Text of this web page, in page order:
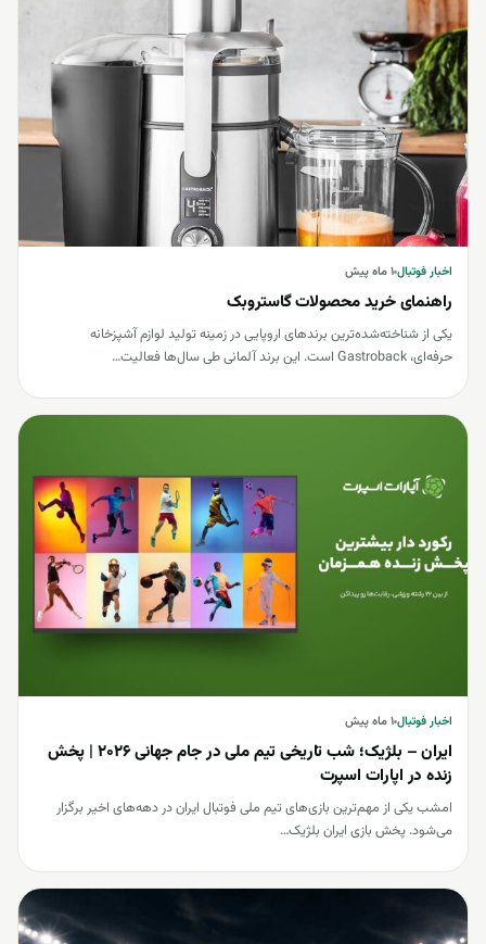
اخبار فوتبال۱ ماه پیش
راهنمای خرید محصولات گاستروبک
یکی از شناخته‌شده‌ترین برندهای اروپایی در زمینه تولید لوازم آشپزخانه
حرفه‌ای، Gastroback است. این برند آلمانی طی سال‌ها فعالیت…
اخبار فوتبال۱ ماه پیش
ایران – بلژیک؛ شب تاریخی تیم ملی در جام جهانی 2026 | پخش
زنده در اپارات اسپرت
امشب یکی از مهم‌ترین بازی‌های تیم ملی فوتبال ایران در دهه‌های اخیر برگزار
می‌شود. پخش بازی ایران بلژیک…